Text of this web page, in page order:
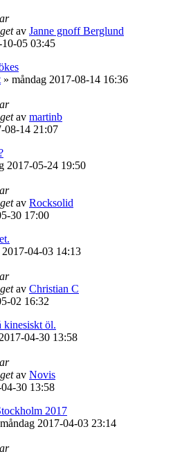
av Janne gnoff Berglund
05 03:45
» måndag 2017-08-14 16:36
av martinb
08-14 21:07
2017-05-24 19:50
av Rocksolid
30 17:00
2017-04-03 14:13
av Christian C
02 16:32
kinesiskt öl.
04-30 13:58
av Novis
30 13:58
2017
måndag 2017-04-03 23:14